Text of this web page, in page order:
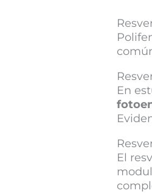
En
El